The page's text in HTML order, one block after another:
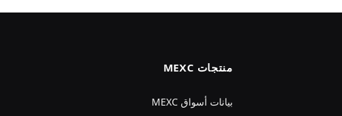
منتجات MEXC
بيانات أسواق MEXC